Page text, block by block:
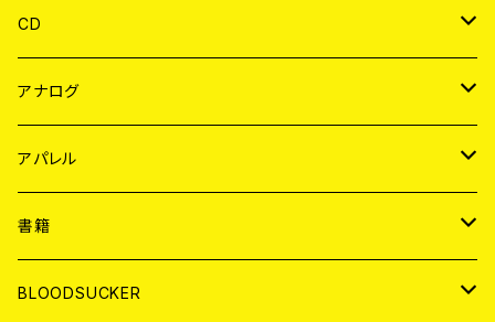
CD
JAPAN
WORLD
アナログ
JAPAN
７EP
LP
WORLD
7EP
アパレル
JAPAN
T-shirt
WORLD
書籍
MAGAZINE
BLOODSUCKER